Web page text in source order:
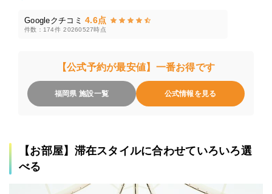
Googleクチコミ 4.6点
件数：174件 20260527時点
【公式予約が最安値】一番お得です
福岡県 施設一覧 公式情報を見る
【お部屋】滞在スタイルに合わせていろいろ選
べる